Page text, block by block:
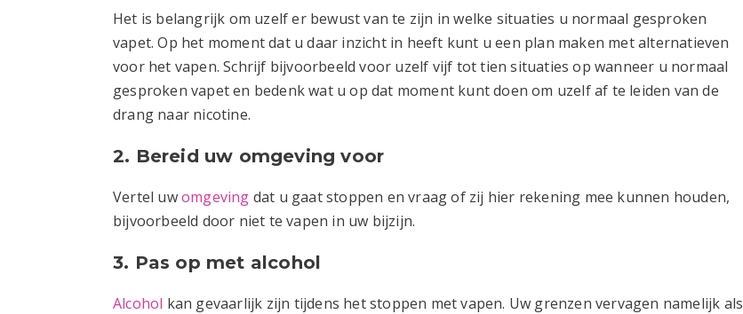
Het is belangrijk om uzelf er bewust van te zijn in welke situaties u normaal gesproken
vapet. Op het moment dat u daar inzicht in heeft kunt u een plan maken met alternatieven
voor het vapen. Schrijf bijvoorbeeld voor uzelf vijf tot tien situaties op wanneer u normaal
gesproken vapet en bedenk wat u op dat moment kunt doen om uzelf af te leiden van de
drang naar nicotine.
2. Bereid uw omgeving voor
Vertel uwomgeving dat u gaat stoppen en vraag of zij hier rekening mee kunnen houden,
bijvoorbeeld door niet te vapen in uw bijzijn.
3. Pas op met alcohol
Alcohol kan gevaarlijk zijn tijdens het stoppen met vapen. Uw grenzen vervagen namelijk als